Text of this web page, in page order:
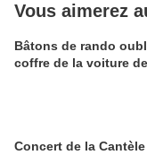
Vous aimerez
Bâtons de rando
coffre de la voiture
Concert de la